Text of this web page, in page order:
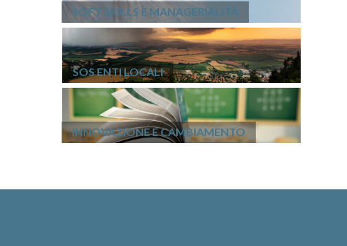
SOFT SKILLS E MANAGERIALITÀ
SOS ENTI LOCALI
INNOVAZIONE E CAMBIAMENTO